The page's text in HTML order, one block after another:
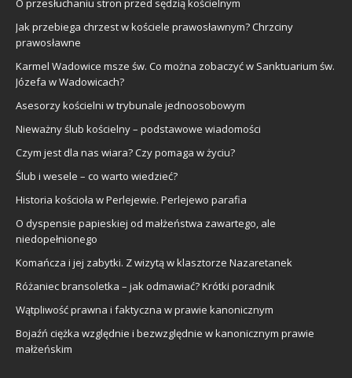
Jak przebiega chrzest w kościele prawosławnym? Chrzciny
prawosławne
Karmel Wadowice msze św. Co można zobaczyć w Sanktuarium św.
Józefa w Wadowicach?
Asesorzy kościelni w trybunale jednoosobowym
Nieważny ślub kościelny – podstawowe wiadomości
Czym jest dla nas wiara? Czy pomaga w życiu?
Ślub i wesele – co warto wiedzieć?
Historia kościoła w Perlejewie. Perlejewo parafia
O dyspensie papieskiej od małżeństwa zawartego, ale
niedopełnionego
Komańcza i jej zabytki. Z wizytą w klasztorze Nazaretanek
Różaniec bransoletka – jak odmawiać? Krótki poradnik
Wątpliwość prawna i faktyczna w prawie kanonicznym
Bojaźń ciężka względnie i bezwzględnie w kanonicznym prawie
małżeńskim